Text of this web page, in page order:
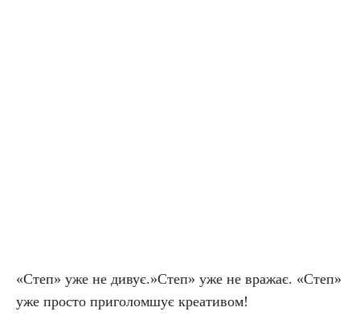
«Степ» уже не дивує.»Степ» уже не вражає. «Степ»
уже просто приголомшує креативом!